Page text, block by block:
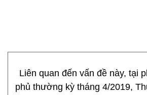
Liên quan đến vấn đề này, tại
phủ thường kỳ tháng 4/2019,